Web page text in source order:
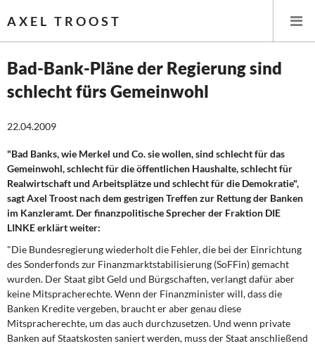
AXEL TROOST
Startseite
Themen
Leitlinien linker Wirtschafts- und Finanzpolitik
Wirtschaftspolitik
Steuer- und Finanzpolitik
Öffentliche Infrastruktur und Daseinsvorsorge
Eurokrise und Griechenland
DIE LINKE
Bad-Bank-Pläne der Regierung sind
schlecht fürs Gemeinwohl
22.04.2009
"Bad Banks, wie Merkel und Co. sie wollen, sind schlecht für das
Gemeinwohl, schlecht für die öffentlichen Haushalte, schlecht für
Realwirtschaft und Arbeitsplätze und schlecht für die Demokratie",
sagt Axel Troost nach dem gestrigen Treffen zur Rettung der Banken
im Kanzleramt. Der finanzpolitische Sprecher der Fraktion DIE
LINKE erklärt weiter:
"Die Bundesregierung wiederholt die Fehler, die bei der Einrichtung
des Sonderfonds zur Finanzmarktstabilisierung (SoFFin) gemacht
wurden. Der Staat gibt Geld und Bürgschaften, verlangt dafür aber
keine Mitspracherechte. Wenn der Finanzminister will, dass die
Banken Kredite vergeben, braucht er aber genau diese
Mitspracherechte, um das auch durchzusetzen. Und wenn private
Banken auf Staatskosten saniert werden, muss der Staat anschließend